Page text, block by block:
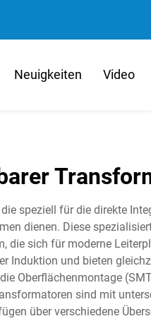
Neuigkeiten Video
speziell für die direkte
dienen. Diese
sich für moderne
Induktion und bieten
Oberflächenmontage
sind mit
über verschiedene